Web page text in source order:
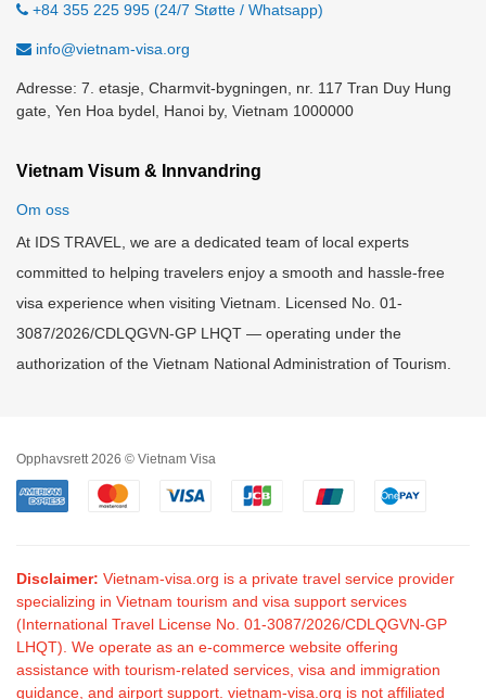
+84 355 225 995 (24/7 Støtte / Whatsapp)
info@vietnam-visa.org
Adresse: 7. etasje, Charmvit-bygningen, nr. 117 Tran Duy Hung
gate, Yen Hoa bydel, Hanoi by, Vietnam 1000000
Vietnam Visum & Innvandring
Om oss
At IDS TRAVEL, we are a dedicated team of local experts
committed to helping travelers enjoy a smooth and hassle-free
visa experience when visiting Vietnam. Licensed No. 01-
3087/2026/CDLQGVN-GP LHQT — operating under the
authorization of the Vietnam National Administration of Tourism.
Opphavsrett 2026 © Vietnam Visa
Disclaimer: Vietnam-visa.org is a private travel service provider
specializing in Vietnam tourism and visa support services
(International Travel License No. 01-3087/2026/CDLQGVN-GP
LHQT). We operate as an e-commerce website offering
assistance with tourism-related services, visa and immigration
guidance, and airport support. vietnam-visa.org is not affiliated